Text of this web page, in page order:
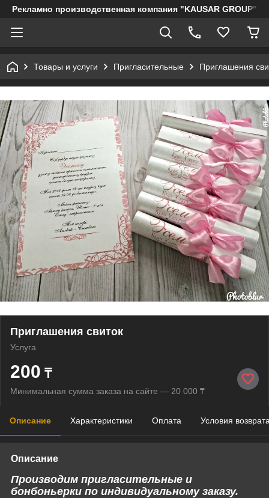
Рекламно производственная компания "KAUSAR GROUP"
Товары и услуги Пригласительные Приглашения
Приглашения свиток
Услуга
200 ₸
Минимальная сумма заказа на сайте — 20 000 ₸
Описание Характеристики Оплата Условия
Описание
Производим пригласительные и
бонбоньерки по индивидуальному заказу.